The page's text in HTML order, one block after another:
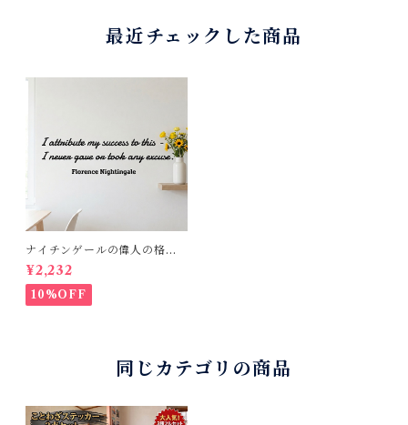
最近チェックした商品
ナイチンゲールの偉人の格言
ウォールステッカー（ 50cm
幅転写タイプ）黒・白カラー
あり 英字の壁飾り
¥2,232
10%OFF
同じカテゴリの商品